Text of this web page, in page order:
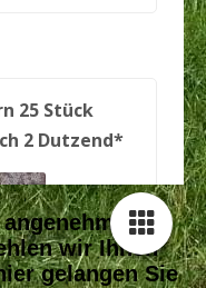
wir Ihnen
gelangen Sie